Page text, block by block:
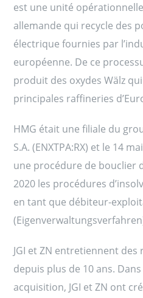
est une unité
allemande qui recycle des
électrique fournies par
européenne. De ce
produit des oxydes Wälz
principales raffineries
HMG était une filiale du
S.A. (ENXTPA:RX) et le 14
une procédure de bouclier
2020 les procédures
en tant que débiteur-
JGI et ZN entretiennent
depuis plus de 10 ans.
acquisition, JGI et ZN ont